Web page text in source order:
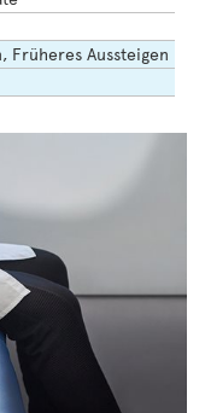
Früheres Aussteigen